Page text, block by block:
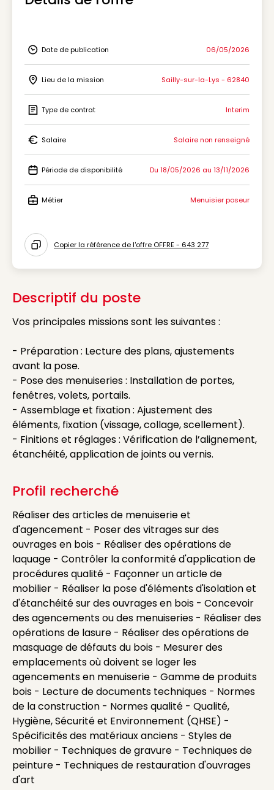
Icon Date de publication
Date de publication 06/05/2026
Icon Lieu de la mission
Lieu de la mission Sailly-sur-la-Lys - 62840
Icon Type de contrat
Type de contrat Interim
Icon Salaire
Salaire Salaire non renseigné
Icon Période de disponibilité
Période de disponibilité Du 18/05/2026 au 13/11/2026
Métier Menuisier poseur
Icon copy to clipboard
Copier la référence de l'offre OFFRE - 643 277
Descriptif du poste
Vos principales missions sont les suivantes :
- Préparation : Lecture des plans, ajustements
avant la pose.
- Pose des menuiseries : Installation de portes,
fenêtres, volets, portails.
- Assemblage et fixation : Ajustement des
éléments, fixation (vissage, collage, scellement).
- Finitions et réglages : Vérification de l’alignement,
étanchéité, application de joints ou vernis.
Profil recherché
Réaliser des articles de menuiserie et
d'agencement - Poser des vitrages sur des
ouvrages en bois - Réaliser des opérations de
laquage - Contrôler la conformité d'application de
procédures qualité - Façonner un article de
mobilier - Réaliser la pose d'éléments d'isolation et
d'étanchéité sur des ouvrages en bois - Concevoir
des agencements ou des menuiseries - Réaliser des
opérations de lasure - Réaliser des opérations de
masquage de défauts du bois - Mesurer des
emplacements où doivent se loger les
agencements en menuiserie - Gamme de produits
bois - Lecture de documents techniques - Normes
de la construction - Normes qualité - Qualité,
Hygiène, Sécurité et Environnement (QHSE) -
Spécificités des matériaux anciens - Styles de
mobilier - Techniques de gravure - Techniques de
peinture - Techniques de restauration d'ouvrages
d'art